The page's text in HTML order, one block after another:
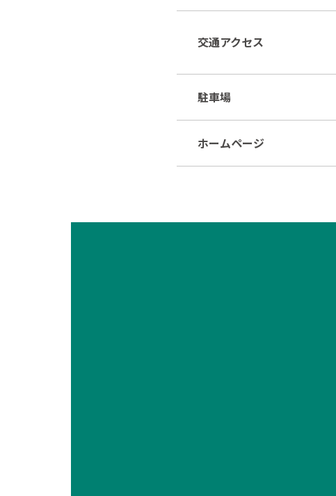
交通アクセス
駐車場
ホームページ